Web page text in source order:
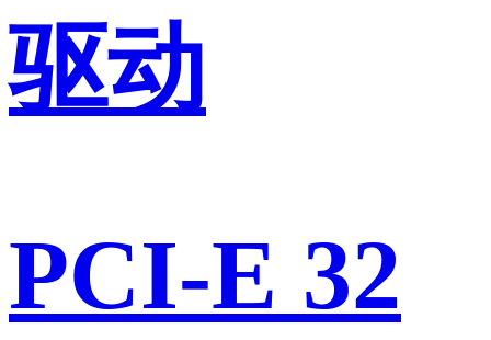
驱动
PCI-E 32